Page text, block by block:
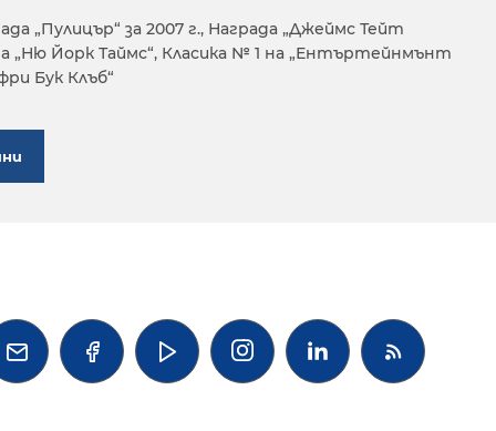
„Пулицър“ за 2007 г., Награда „Джеймс Тейт
„Ню Йорк Таймс“, Класика № 1 на „Ентъртейнмънт
Бук Клъб“
   